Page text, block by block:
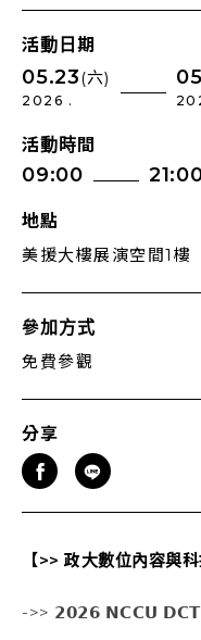
活動日期
05.23(六)
2026 .
活動時間
09:00
地點
美援大樓展演空間1樓
參加方式
免費參觀
分享
【>> 政大數位內容與
->> 𝟮𝟬𝟮𝟲 𝗡𝗖𝗖𝗨 𝗗𝗖𝗧